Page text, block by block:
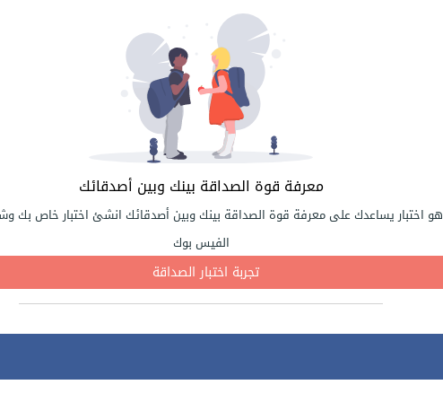
معرفة قوة الصداقة بينك وبين أصدقائك
هو اختبار يساعدك على معرفة قوة الصداقة بينك وبين أصدقائك انشئ اختبار خاص بك
الفيس بوك
تجربة اختبار الصداقة